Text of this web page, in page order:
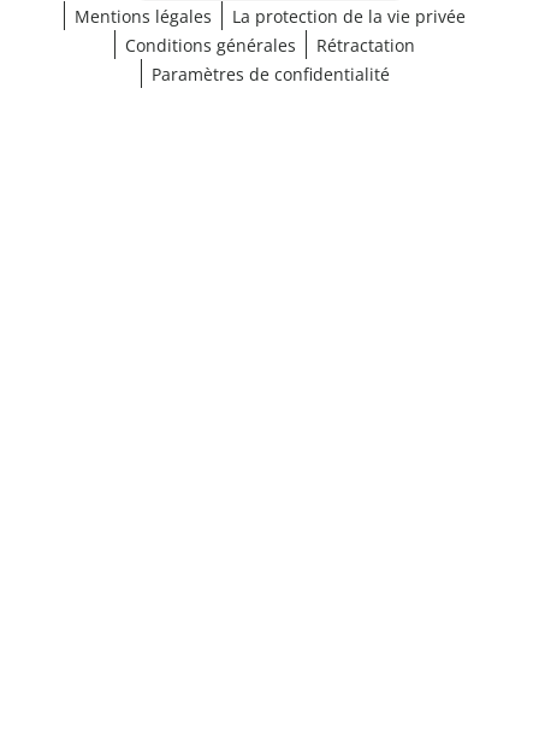
Mentions légales
La protection de la vie privée
Conditions générales
Rétractation
Paramètres de confidentialité